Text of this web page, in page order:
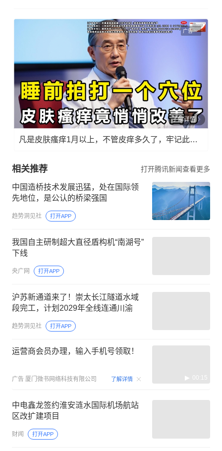
广告
了解详情
凡是皮肤瘙痒1月以上，不管皮痒多久了，牢记此法，快！准！狠！
相关推荐 打开腾讯新闻查看更多
中国造桥技术发展迅猛，处在国际领
先地位，是公认的桥梁强国
趋势洞见社 打开APP
我国自主研制超大直径盾构机“南湖号”
下线
央广网 打开APP
沪苏新通道来了！崇太长江隧道水域
段完工，计划2029年全线连通川渝
趋势洞见社 打开APP
运营商会员办理，输入手机号领取！
广告 厦门微书网络科技有限公司 了解详情 00:15
中电鑫龙签约淮安涟水国际机场航站
区改扩建项目
财闻 打开APP